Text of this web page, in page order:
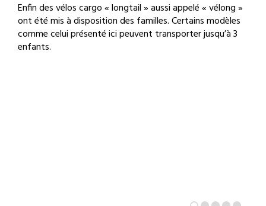
Enfin des vélos cargo « longtail » aussi appelé « vélong »
ont été mis à disposition des familles. Certains modèles
comme celui présenté ici peuvent transporter jusqu’à 3
enfants.